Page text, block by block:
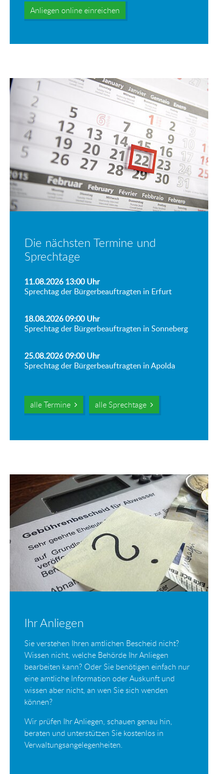
Anliegen online einreichen
Die nächsten Termine und
Sprechtage
11.08.2026 13:00Uhr
Sprechtag der Bürgerbeauftragten in Erfurt
18.08.2026 09:00Uhr
Sprechtag der Bürgerbeauftragten in Sonneberg
25.08.2026 09:00Uhr
Sprechtag der Bürgerbeauftragten in Apolda
alle Termine alle Sprechtage
Ihr Anliegen
Sie verstehen Ihren amtlichen Bescheid nicht?
Wissen nicht, welche Behörde Ihr Anliegen
bearbeiten kann? Oder Sie benötigen einfach nur
eine amtliche Information oder Auskunft und
wissen aber nicht, an wen Sie sich wenden
können?
Wir prüfen Ihr Anliegen, schauen genau hin,
beraten und unterstützen Sie kostenlos in
Verwaltungsangelegenheiten.